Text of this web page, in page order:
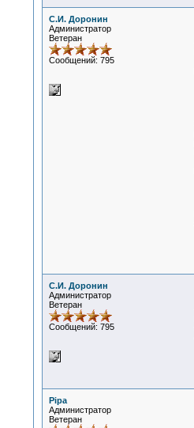
С.И. Доронин
Администратор
Ветеран
Сообщений: 795
С.И. Доронин
Администратор
Ветеран
Сообщений: 795
Pipa
Администратор
Ветеран